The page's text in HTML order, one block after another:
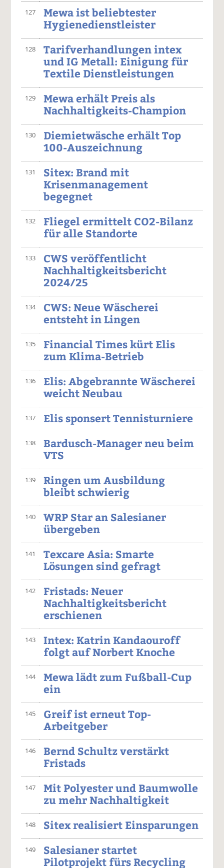
127
Mewa ist beliebtester
Hygienedienstleister
128
Tarifverhandlungen intex
und IG Metall: Einigung für
Textile Dienstleistungen
129
Mewa erhält Preis als
Nachhaltigkeits-Champion
130
Diemietwäsche erhält Top
100-Auszeichnung
131
Sitex: Brand mit
Krisenmanagement
begegnet
132
Fliegel ermittelt CO2-Bilanz
für alle Standorte
133
CWS veröffentlicht
Nachhaltigkeitsbericht
2024/25
134
CWS: Neue Wäscherei
entsteht in Lingen
135
Financial Times kürt Elis
zum Klima-Betrieb
136
Elis: Abgebrannte Wäscherei
weicht Neubau
137 Elis sponsert Tennisturniere
138
Bardusch-Manager neu beim
VTS
139
Ringen um Ausbildung
bleibt schwierig
140
WRP Star an Salesianer
übergeben
141
Texcare Asia: Smarte
Lösungen sind gefragt
142
Fristads: Neuer
Nachhaltigkeitsbericht
erschienen
143
Intex: Katrin Kandaouroff
folgt auf Norbert Knoche
144
Mewa lädt zum Fußball-Cup
ein
145
Greif ist erneut Top-
Arbeitgeber
146
Bernd Schultz verstärkt
Fristads
147
Mit Polyester und Baumwolle
zu mehr Nachhaltigkeit
148 Sitex realisiert Einsparungen
149
Salesianer startet
Pilotprojekt fürs Recycling